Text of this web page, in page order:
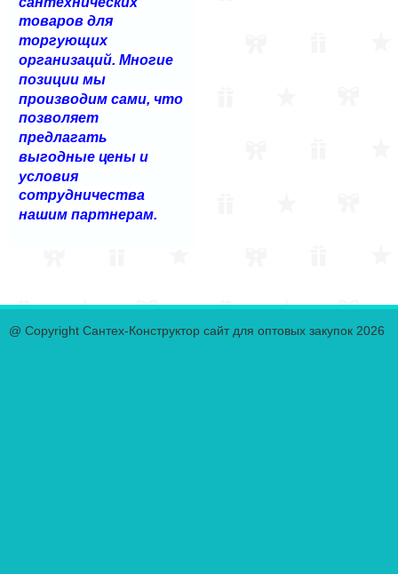
товаров для
торгующих
организаций. Многие
позиции мы
производим сами, что
позволяет
предлагать
выгодные цены и
условия
сотрудничества
нашим партнерам.
@ Copyright Сантех-Конструктор сайт для оптовых закупок 2026